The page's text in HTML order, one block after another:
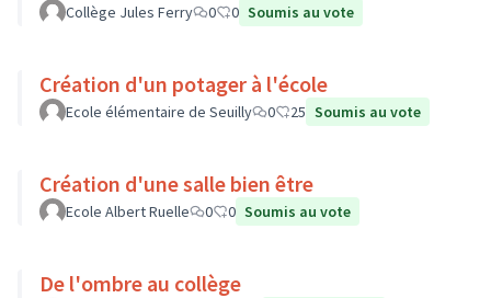
Collège Jules Ferry 0 0 Soumis au vote
Création d'un potager à l'école
Ecole élémentaire de Seuilly 0 25 Soumis au vote
Création d'une salle bien être
Ecole Albert Ruelle 0 0 Soumis au vote
De l'ombre au collège